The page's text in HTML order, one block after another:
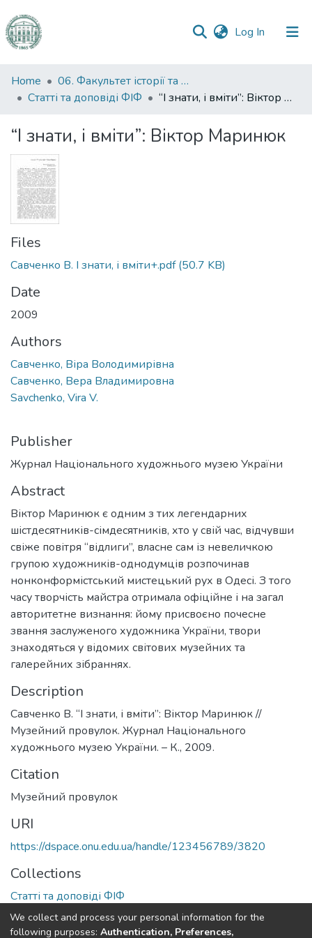
Log In (current)
Communities
&
All of DSpace
Statistics
Home
06. Факультет історії та філософії
Статті та доповіді ФІФ
“І знати, і вміти”: Віктор Маринюк
“І знати, і вміти”: Віктор Маринюк
Files
Савченко В. І знати, і вміти+.pdf(50.7 KB)
Date
2009
Authors
Савченко, Віра Володимирівна
Савченко, Вера Владимировна
Savchenko, Vira V.
Publisher
Журнал Національного художнього музею України
Abstract
Віктор Маринюк є одним з тих легендарних
шістдесятників-сімдесятників, хто у свій час, відчувши
свіже повітря “відлиги”, власне сам із невеличкою
групою художників-однодумців розпочинав
нонконформістський мистецький рух в Одесі. З того
часу творчість майстра отримала офіційне і на загал
авторитетне визнання: йому присвоєно почесне
звання заслуженого художника України, твори
знаходяться у відомих світових музейних та
галерейних зібраннях.
Description
Савченко В. “І знати, і вміти”: Віктор Маринюк //
Музейний провулок. Журнал Національного
художнього музею України. – К., 2009.
Citation
Музейний провулок
URI
https://dspace.onu.edu.ua/handle/123456789/3820
Collections
Статті та доповіді ФІФ
Full item page
We collect and process your personal information for the
following purposes: Authentication, Preferences,